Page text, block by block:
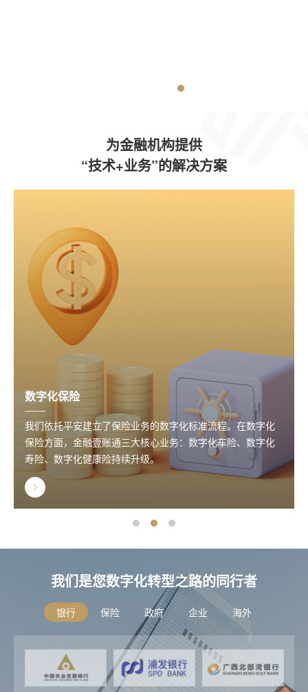
为金融机构提供
“技术+业务”的解决方案
数字化保险
我们依托平安建立了保险业务的数字化标准流程。在数字化
保险方面，金融壹账通三大核心业务：数字化车险、数字化
寿险、数字化健康险持续升级。
我们是您数字化转型之路的同行者
银行 保险 政府 企业 海外